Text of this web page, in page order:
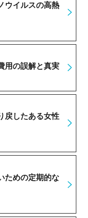
ウイルスの高熱
用の誤解と真実
戻したある女性
ための定期的な